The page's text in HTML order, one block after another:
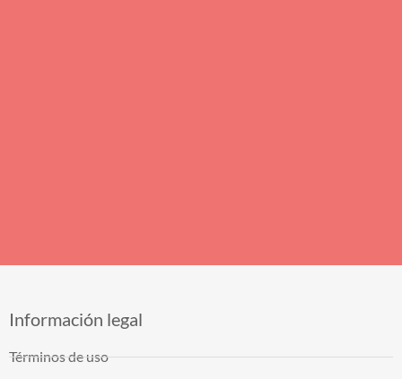
Información legal
Términos de uso